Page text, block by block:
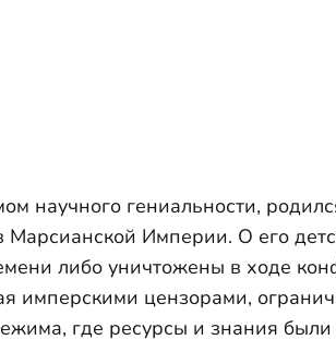
научного гениальности,
Империи. О его
либо уничтожены в ходе
имперскими цензорами,
где ресурсы и знания